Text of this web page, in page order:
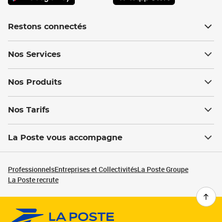
Restons connectés
Nos Services
Nos Produits
Nos Tarifs
La Poste vous accompagne
ProfessionnelsEntreprises et CollectivitésLa Poste Groupe
La Poste recrute